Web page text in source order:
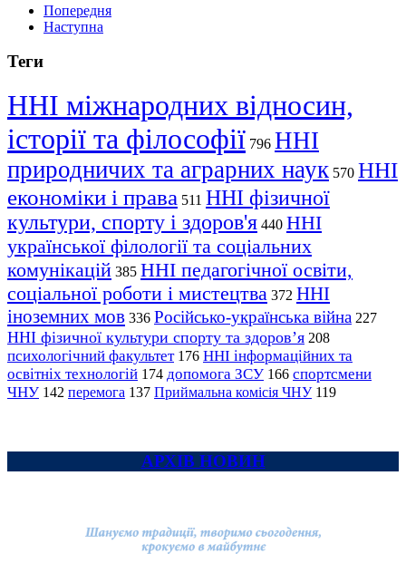
Попередня
Наступна
Теги
ННІ міжнародних відносин,
історії та філософії 796 ННІ
природничих та аграрних наук 570 ННІ
економіки і права 511 ННІ фізичної
культури, спорту і здоров'я 440 ННІ
української філології та соціальних
комунікацій 385 ННІ педагогічної освіти,
соціальної роботи і мистецтва 372 ННІ
іноземних мов 336 Російсько-українська війна 227
ННІ фізичної культури спорту та здоров’я 208
психологічний факультет 176 ННІ інформаційних та
освітніх технологій 174 допомога ЗСУ 166 спортсмени
ЧНУ 142 перемога 137 Приймальна комісія ЧНУ 119
АРХІВ НОВИН